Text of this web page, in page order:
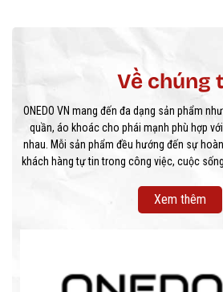
Về chúng
ONEDO VN mang đến đa dạng sản phẩm
quần, áo khoác cho phái mạnh phù hợp
nhau. Mỗi sản phẩm đều hướng đến sự
khách hàng tự tin trong công việc, cuộc
Xem thêm